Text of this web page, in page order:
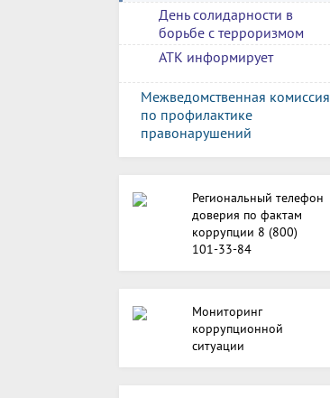
День солидарности в
борьбе с терроризмом
АТК информирует
Межведомственная комиссия
по профилактике
правонарушений
Региональный телефон
доверия по фактам
коррупции 8 (800)
101-33-84
Мониторинг
коррупционной
ситуации